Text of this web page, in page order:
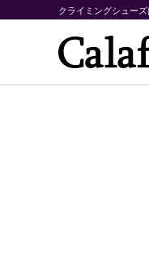
クライミングシュー